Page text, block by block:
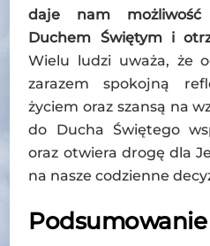
daje nam
Duchem Świętym i
Wielu ludzi uważa, że
zarazem spokojną
życiem oraz szansą na
do Ducha Świętego
oraz otwiera drogę dla
na nasze codzienne
Podsumowanie